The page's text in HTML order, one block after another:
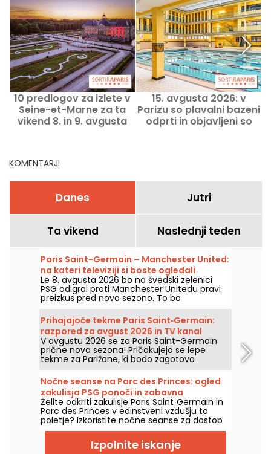
10 predlogov za izlete v
Seine-et-Marne za ta
vikend 8. in 9. avgusta
15. avgusta 2026: v
Parizu so plavalni bazeni
odprti in objavljeni so
KOMENTARJI
Danes Jutri
Ta vikend Naslednji teden
Paris Saint-Germain – Manchester United:
na kateri televiziji si boste ogledali
pripravljalno tekmo predsezone?
Le 8. avgusta 2026 bo na švedski zelenici
PSG odigral proti Manchester Unitedu pravi
preizkus pred novo sezono. To bo
zgodovinski dvoboj in prestižni obračun po
svetovnem prvenstvu v nogometu. Na kateri
televizijski postaji si boste lahko ogledali obe
prijateljski tekmi?
Prihajajoče tekme Paris Saint‑Germain:
razpored za avgust 2026 in TV kanal
V avgustu 2026 se za Paris Saint-Germain
prične nova sezona! Pričakujejo se lepe
tekme za Parižane, ki bodo zagotovo
nadaljevali s trofejami ob Luisu Enriqueju.
Nočne seanse na Parc des Princes: ogled
zakulisja PSG ponoči in zabavna
guinguette z DJ-seti
Želite odkriti zakulisje Paris Saint‑Germain in
Parc des Princes v edinstveni vzdušju to
poletje? Izkoristite nočne seanse za dostop
do stadiona ponoči ter uživajte v številnih
prazničnih animacijah. Tukaj je program za
poletje 2026!Izpolnite iskanje